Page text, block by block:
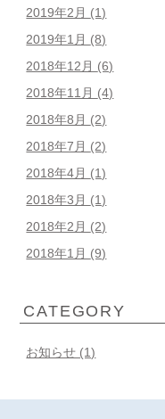
2019年2月 (1)
2019年1月 (8)
2018年12月 (6)
2018年11月 (4)
2018年8月 (2)
2018年7月 (2)
2018年4月 (1)
2018年3月 (1)
2018年2月 (2)
2018年1月 (9)
CATEGORY
お知らせ (1)